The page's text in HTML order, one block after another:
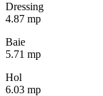
Dressing
4.87 mp
Baie
5.71 mp
Hol
6.03 mp